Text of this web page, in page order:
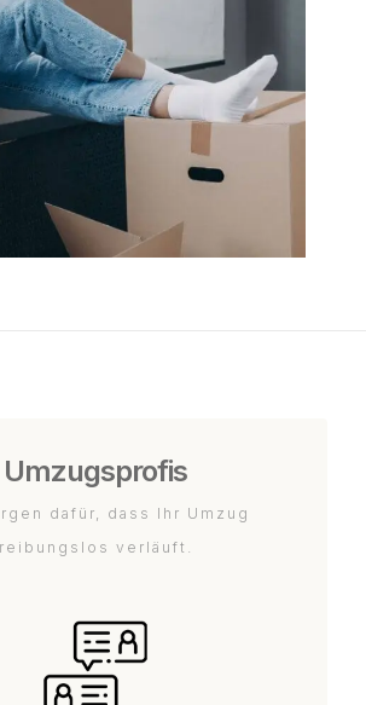
Umzugsprofis
dafür, dass Ihr Umzug
reibungslos verläuft.